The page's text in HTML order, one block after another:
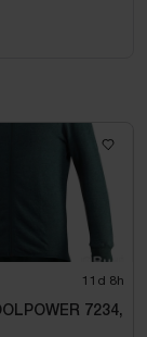
bra
60%
av
11d 8h
7234,